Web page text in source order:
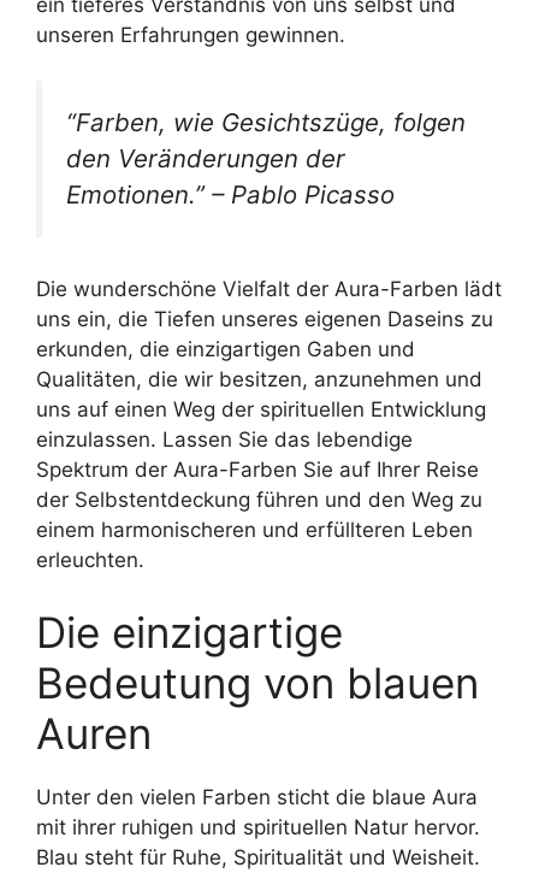
unseren Erfahrungen gewinnen.
“Farben, wie Gesichtszüge, folgen
den Veränderungen der
Emotionen.” – Pablo Picasso
Die wunderschöne Vielfalt der Aura-Farben lädt
uns ein, die Tiefen unseres eigenen Daseins zu
erkunden, die einzigartigen Gaben und
Qualitäten, die wir besitzen, anzunehmen und
uns auf einen Weg der spirituellen Entwicklung
einzulassen. Lassen Sie das lebendige
Spektrum der Aura-Farben Sie auf Ihrer Reise
der Selbstentdeckung führen und den Weg zu
einem harmonischeren und erfüllteren Leben
erleuchten.
Die einzigartige
Bedeutung von blauen
Auren
Unter den vielen Farben sticht die blaue Aura
mit ihrer ruhigen und spirituellen Natur hervor.
Blau steht für Ruhe, Spiritualität und Weisheit.